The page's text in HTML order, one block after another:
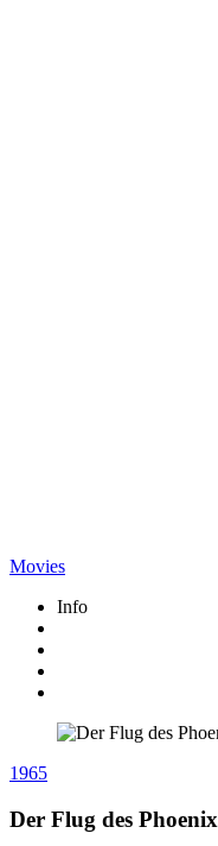
Movies
Info
1965
Der Flug des Phoenix